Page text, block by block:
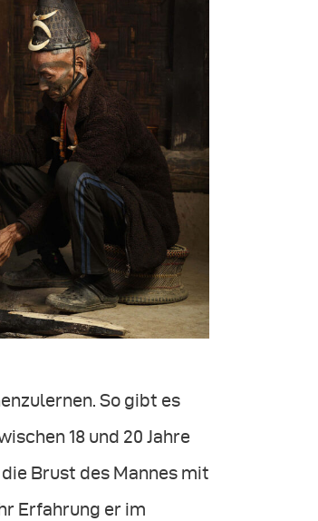
So gibt es
18 und 20 Jahre
Brust des Mannes mit
Erfahrung er im